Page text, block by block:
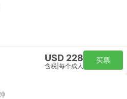
USD 228
含税 每个成人
买票